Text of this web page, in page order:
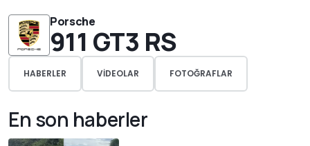
Porsche
911 GT3 RS
HABERLER VIDEOLAR FOTOĞRAFLAR
En son haberler